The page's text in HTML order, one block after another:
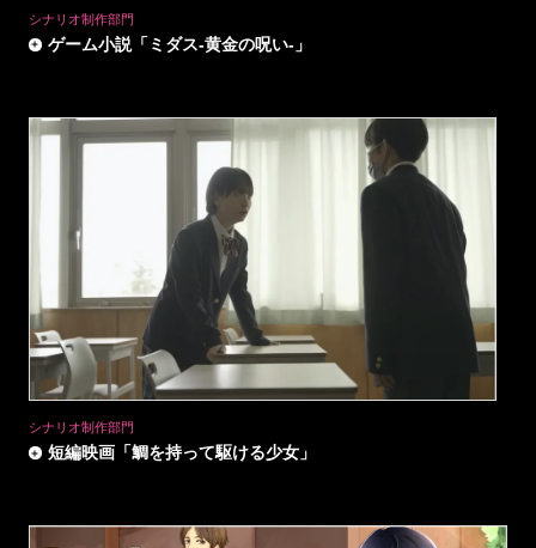
シナリオ制作部門
ゲーム小説「ミダス-黄金の呪い-」
シナリオ制作部門
短編映画「鯛を持って駆ける少女」